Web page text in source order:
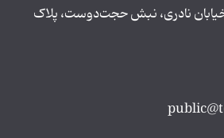
خیابان نادری، نبش حجت‌دوست، پلاک